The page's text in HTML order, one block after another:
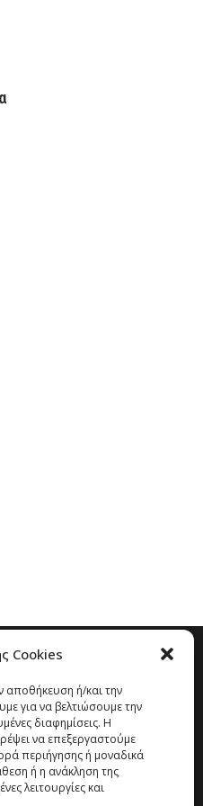
Cookies
αποθήκευση ή/και την
για να βελτιώσουμε την
διαφημίσεις. Η
να επεξεργαστούμε
περιήγησης ή μοναδικά
ή η ανάκληση της
λειτουργίες και